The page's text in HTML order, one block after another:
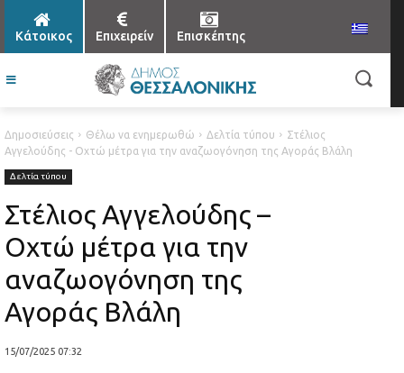
Κάτοικος Επιχειρείν Επισκέπτης
Δημοσιεύσεις Θέλω να ενημερωθώ Δελτία τύπου
Στέλιος
Αγγελούδης - Οχτώ μέτρα για την αναζωογόνηση της Αγοράς Βλάλη
Δελτία τύπου
Στέλιος Αγγελούδης –
Οχτώ μέτρα για την
αναζωογόνηση της
Αγοράς Βλάλη
15/07/2025 07:32